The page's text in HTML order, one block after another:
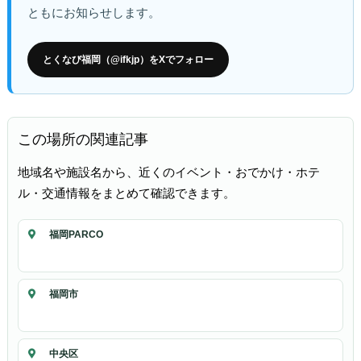
ともにお知らせします。
とくなび福岡（@ifkjp）をXでフォロー
この場所の関連記事
地域名や施設名から、近くのイベント・おでかけ・ホテ
ル・交通情報をまとめて確認できます。
福岡PARCO
福岡市
中央区